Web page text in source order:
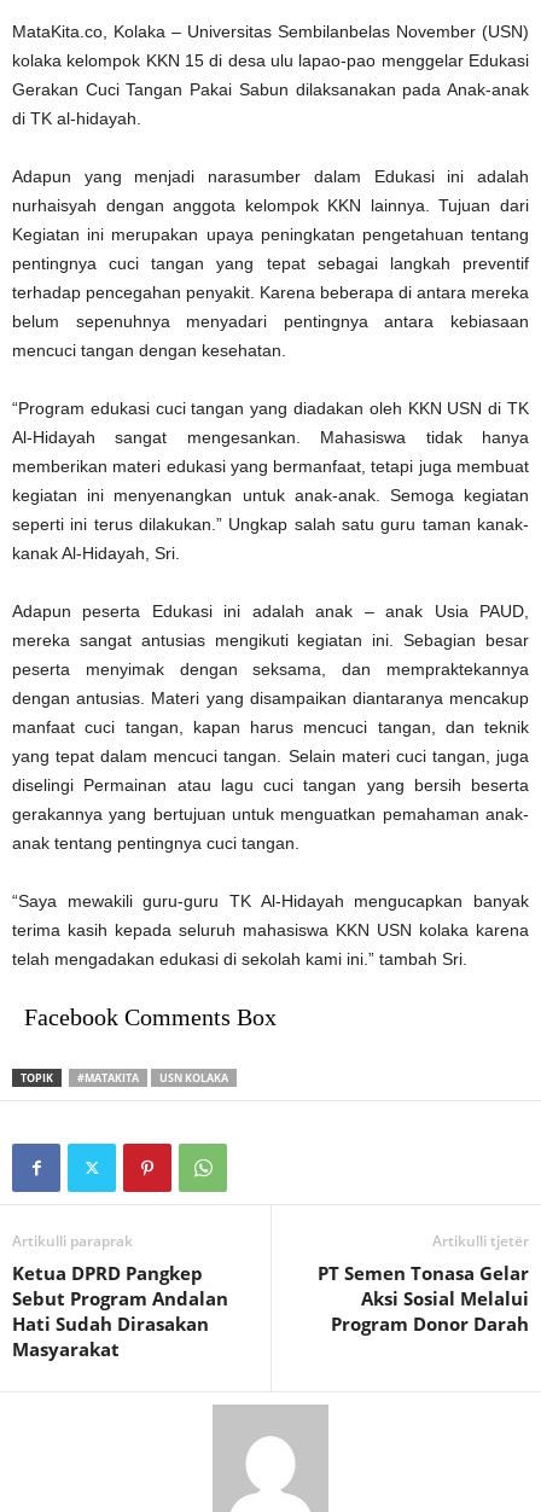
MataKita.co, Kolaka – Universitas Sembilanbelas November (USN)
kolaka kelompok KKN 15 di desa ulu lapao-pao menggelar Edukasi
Gerakan Cuci Tangan Pakai Sabun dilaksanakan pada Anak-anak
di TK al-hidayah.
Adapun yang menjadi narasumber dalam Edukasi ini adalah
nurhaisyah dengan anggota kelompok KKN lainnya.Tujuan dari
Kegiatan ini merupakan upaya peningkatan pengetahuan tentang
pentingnya cuci tangan yang tepat sebagai langkah preventif
terhadap pencegahan penyakit. Karena beberapa di antara mereka
belum sepenuhnya menyadari pentingnya antara kebiasaan
mencuci tangan dengan kesehatan.
“Program edukasi cuci tangan yang diadakan oleh KKN USN di TK
Al-Hidayah sangat mengesankan. Mahasiswa tidak hanya
memberikan materi edukasi yang bermanfaat, tetapi juga membuat
kegiatan ini menyenangkan untuk anak-anak. Semoga kegiatan
seperti ini terus dilakukan.” Ungkap salah satu guru taman kanak-
kanak Al-Hidayah, Sri.
Adapun peserta Edukasi ini adalah anak – anak Usia PAUD,
mereka sangat antusias mengikuti kegiatan ini. Sebagian besar
peserta menyimak dengan seksama, dan mempraktekannya
dengan antusias. Materi yang disampaikan diantaranya mencakup
manfaat cuci tangan, kapan harus mencuci tangan, dan teknik
yang tepat dalam mencuci tangan. Selain materi cuci tangan, juga
diselingi Permainan atau lagu cuci tangan yang bersih beserta
gerakannya yang bertujuan untuk menguatkan pemahaman anak-
anak tentang pentingnya cuci tangan.
“Saya mewakili guru-guru TK Al-Hidayah mengucapkan banyak
terima kasih kepada seluruh mahasiswa KKN USN kolaka karena
telah mengadakan edukasi di sekolah kami ini.” tambah Sri.
Facebook Comments Box
TOPIK #MATAKITA USN KOLAKA
Artikulli paraprak
Ketua DPRD Pangkep
Sebut Program Andalan
Hati Sudah Dirasakan
Masyarakat
Artikulli tjetër
PT Semen Tonasa Gelar
Aksi Sosial Melalui
Program Donor Darah